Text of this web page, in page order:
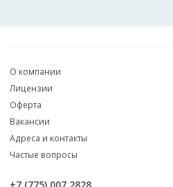
О компании
Лицензии
Оферта
Вакансии
Адреса и контакты
Частые вопросы